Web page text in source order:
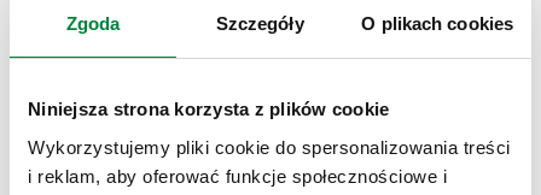
Zgoda Szczegóły O plikach cookies
Niniejsza strona korzysta z plików cookie
Wykorzystujemy pliki cookie do spersonalizowania treści
i reklam, aby oferować funkcje społecznościowe i
Modele 3D
Specyfikacja techniczna
CALEFFI, F49474/BL. Akcesoria do filtra dla urządzenia z